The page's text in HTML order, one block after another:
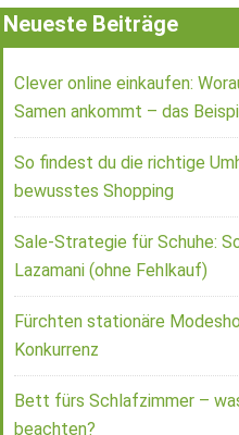
Neueste Beiträge
Clever online einkaufen:
Samen ankommt – das
So findest du die richtige
bewusstes Shopping
Sale-Strategie für Schuhe:
Lazamani (ohne Fehlkauf)
Fürchten stationäre
Konkurrenz
Bett fürs Schlafzimmer –
beachten?